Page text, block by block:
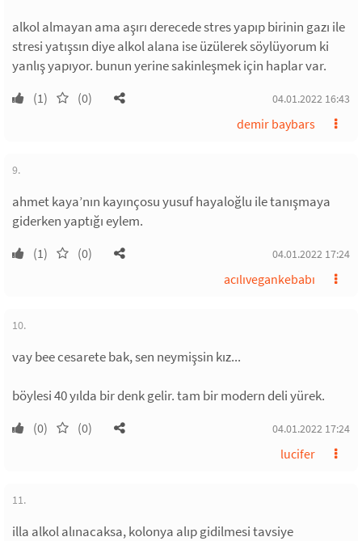
alkol almayan ama aşırı derecede stres yapıp birinin gazı ile
stresi yatışsın diye alkol alana ise üzülerek söylüyorum ki
yanlış yapıyor. bunun yerine sakinleşmek için haplar var.
(1) (0) 04.01.2022 16:43
demir baybars
9.
ahmet kaya’nın kayınçosu yusuf hayaloğlu ile tanışmaya
giderken yaptığı eylem.
(1) (0) 04.01.2022 17:24
acılıvegankebabı
10.
vay bee cesarete bak, sen neymişsin kız...
böylesi 40 yılda bir denk gelir. tam bir modern deli yürek.
(0) (0) 04.01.2022 17:24
lucifer
11.
illa alkol alınacaksa, kolonya alıp gidilmesi tavsiye